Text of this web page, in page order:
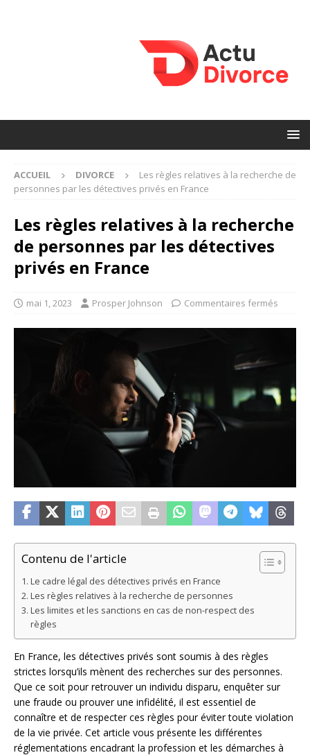
ACCUEIL DIVORCE
Les règles relatives à la recherche de
personnes par les détectives privés en France
Les règles relatives à la recherche
de personnes par les détectives
privés en France
mai 1, 2023 Prosper Johnson Commentaires fermés
Contenu de l'article
Le cadre légal des détectives privés en France
Les règles relatives à la recherche de personnes
Les limites et les sanctions en cas de non-respect des
règles
En France, les détectives privés sont soumis à des règles
strictes lorsqu’ils mènent des recherches sur des personnes.
Que ce soit pour retrouver un individu disparu, enquêter sur
une fraude ou prouver une infidélité, il est essentiel de
connaître et de respecter ces règles pour éviter toute violation
de la vie privée. Cet article vous présente les différentes
réglementations encadrant la profession et les démarches à